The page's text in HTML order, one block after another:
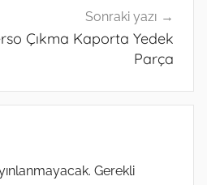
Sonraki yazı
Çıkma Kaporta Yedek
Parça
Gerekli